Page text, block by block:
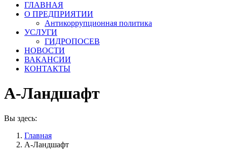
ГЛАВНАЯ
О ПРЕДПРИЯТИИ
Антикоррупционная политика
УСЛУГИ
ГИДРОПОСЕВ
НОВОСТИ
ВАКАНСИИ
КОНТАКТЫ
А-Ландшафт
Вы здесь:
Главная
А-Ландшафт